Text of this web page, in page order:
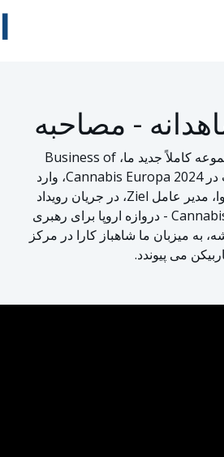
- مصاحبه
برای قسمت 1 مجموعه کاملاً جدید ما، Business of
Cannabis: پادکست در Cannabis Europa 2024، وارد
شوید. آرتور د کوردووا، مدیر عامل Ziel، در جریان رویداد
اخیر ما در Cannabis Europa - دروازه اروپا برای رهبری
به میزبان ما شاهباز کارا در مرکز
می پیوندد.